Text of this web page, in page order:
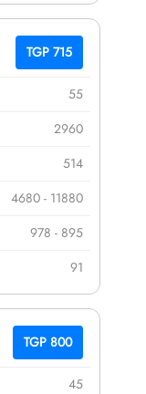
TGP 715
55
2960
514
4680 - 11880
978 - 895
91
TGP 800
45